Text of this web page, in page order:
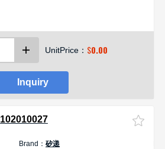
UnitPrice： $0.00
Inquiry
102010027
Brand： 矽递